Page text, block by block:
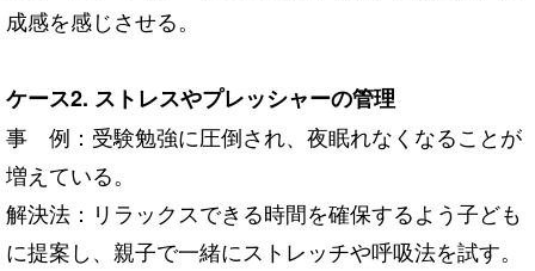
成感を感じさせる。
ケース2. ストレスやプレッシャーの管理
事 例：受験勉強に圧倒され、夜眠れなくなることが
増えている。
解決法：リラックスできる時間を確保するよう子ども
に提案し、親子で一緒にストレッチや呼吸法を試す。